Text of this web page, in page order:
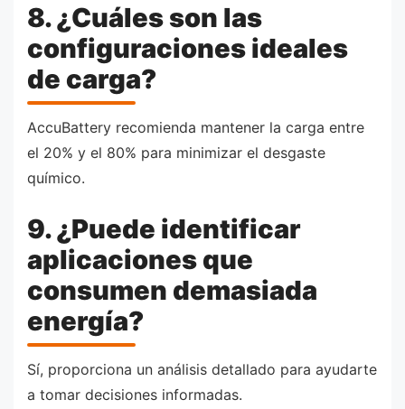
8. ¿Cuáles son las
configuraciones ideales
de carga?
AccuBattery recomienda mantener la carga entre
el 20% y el 80% para minimizar el desgaste
químico.
9. ¿Puede identificar
aplicaciones que
consumen demasiada
energía?
Sí, proporciona un análisis detallado para ayudarte
a tomar decisiones informadas.